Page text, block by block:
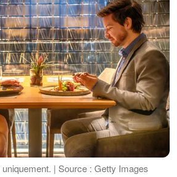
| Source : Getty Images